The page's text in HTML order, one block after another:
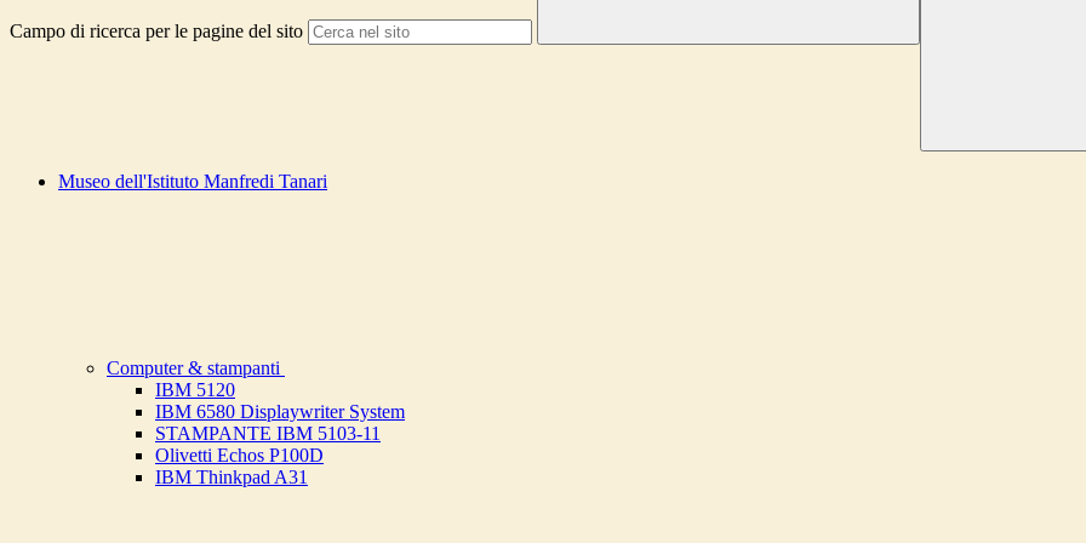
Campo di ricerca per le pagine del sito
Museo dell'Istituto Manfredi Tanari
Computer & stampanti
IBM 5120
IBM 6580 Displaywriter System
STAMPANTE IBM 5103-11
Olivetti Echos P100D
IBM Thinkpad A31